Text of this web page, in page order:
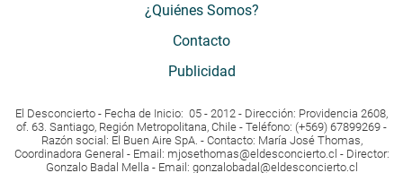
¿Quiénes Somos?
Contacto
Publicidad
El Desconcierto - Fecha de Inicio: 05 - 2012 - Dirección: Providencia 2608,
of. 63. Santiago, Región Metropolitana, Chile - Teléfono: (+569) 67899269 -
Razón social: El Buen Aire SpA. - Contacto: María José Thomas,
Coordinadora General - Email: mjosethomas@eldesconcierto.cl - Director:
Gonzalo Badal Mella - Email: gonzalobadal@eldesconcierto.cl